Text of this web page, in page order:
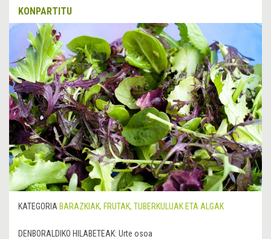
KONPARTITU
KATEGORIA BARAZKIAK, FRUTAK, TUBERKULUAK ETA ALGAK
DENBORALDIKO HILABETEAK: Urte osoa